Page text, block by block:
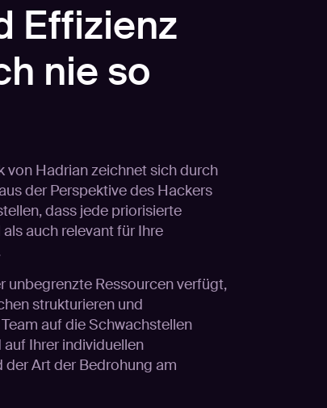
Effizienz
nie so
von Hadrian zeichnet sich durch
der Perspektive des Hackers
dass jede priorisierte
auch relevant für Ihre
unbegrenzte Ressourcen verfügt,
strukturieren und
auf die Schwachstellen
Ihrer individuellen
Art der Bedrohung am